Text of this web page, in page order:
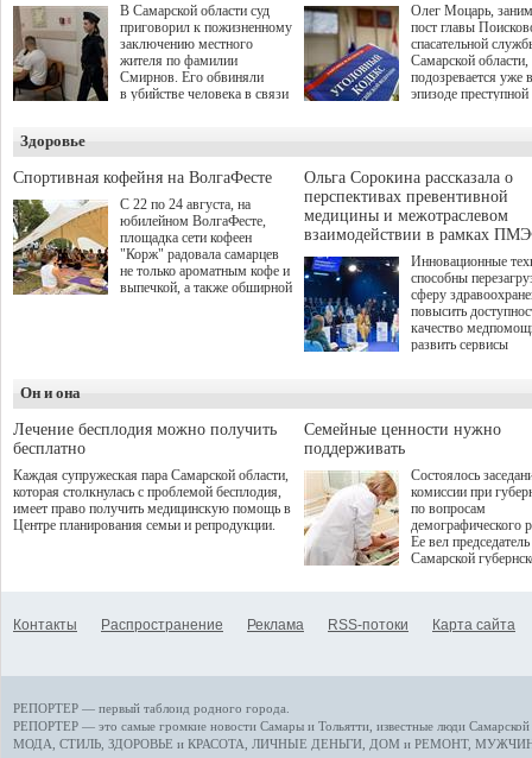
В Самарской области суд
приговорил к пожизненному
заключению местного
жителя по фамилии
Смирнов. Его обвиняли
в убийстве человека в связи
Олег Моцарь,
пост главы
спасательной
Самарской области,
подозревается уже
эпизоде преступной
а сам он
Здоровье
Спортивная кофейня на ВолгаФесте
С 22 по 24 августа, на
юбилейном ВолгаФесте,
площадка сети кофеен
"Корж" радовала самарцев
не только ароматным кофе и
выпечкой, а также обширной
Ольга Сорокина рассказала о
перспективах превентивной
медицины и межотраслевом
взаимодействии в рамках
Инновационные
способны
сферу
повысить
качество
развить сервисы
определенными
К ним можно
возникающие при
данными
более динамичного
проникновения
сегмент
отраслевое
рассказала Ольга
ходе сессии
качества жизни" в
ПМЭФ 2025. В
Он и она
Лечение бесплодия можно получить
бесплатно
Каждая супружеская пара Самарской области,
которая столкнулась с проблемой бесплодия,
имеет право получить медицинскую помощь в
Центре планирования семьи и репродукции.
Семейные ценности нужно
поддерживать
Состоялось
комиссии при
по вопросам
демографического
Ее вел председатель
Самарской
Контакты Распространение Реклама RSS-потоки Карта сайта
РЕПОРТЕР — первый таблоид родного города.
РЕПОРТЕР — это самые громкие новости Самары и Тольятти, известные люди
МОДА, СТИЛЬ ЗДОРОВЬЕ и КРАСОТА ЛИЧНЫЕ ДЕНЬГИ ДОМ и РЕМОНТ,